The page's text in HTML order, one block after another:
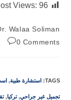
Views: 96
Walaa Soliman
0 Comments
TAGS
:استشارة طبية,
تجميل غير جراحي, تركيا,